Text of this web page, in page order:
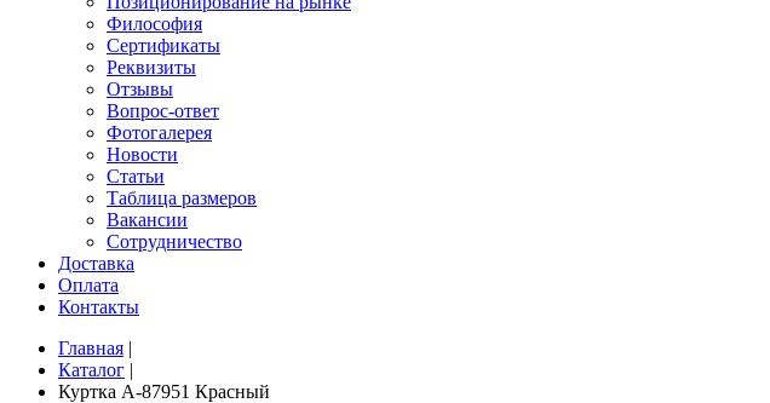
Философия
Сертификаты
Реквизиты
Отзывы
Вопрос-ответ
Фотогалерея
Новости
Статьи
Таблица размеров
Вакансии
Сотрудничество
Доставка
Оплата
Контакты
Главная |
Каталог |
Куртка A-87951 Красный